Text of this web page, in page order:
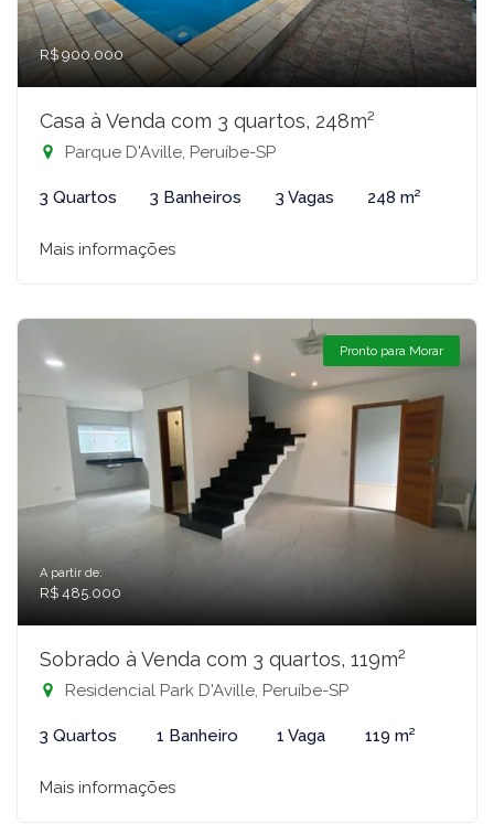
R$ 900.000
Casa à Venda com 3 quartos, 248m²
Parque D'Aville, Peruíbe-SP
3 Quartos 3 Banheiros 3 Vagas 248 m²
Mais informações
Pronto para Morar
A partir de:
R$ 485.000
Sobrado à Venda com 3 quartos, 119m²
Residencial Park D'Aville, Peruíbe-SP
3 Quartos 1 Banheiro 1 Vaga 119 m²
Mais informações